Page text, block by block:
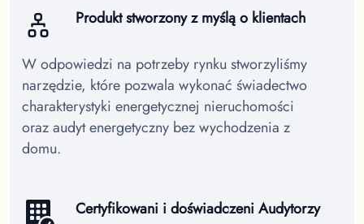
Produkt stworzony z myślą o klientach
W odpowiedzi na potrzeby rynku stworzyliśmy
narzędzie, które pozwala wykonać świadectwo
charakterystyki energetycznej nieruchomości
oraz audyt energetyczny bez wychodzenia z
domu.
Certyfikowani i doświadczeni Audytorzy